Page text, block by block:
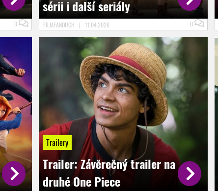
0
sérii i další seriály
FILMFANOUCH | 11.04.2026 0
Trailery
Trailer: Závěrečný trailer na
druhé One Piece